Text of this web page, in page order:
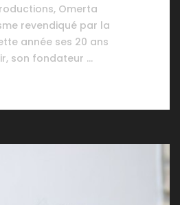
Omerta
revendiqué par la
année ses 20 ans
son fondateur …